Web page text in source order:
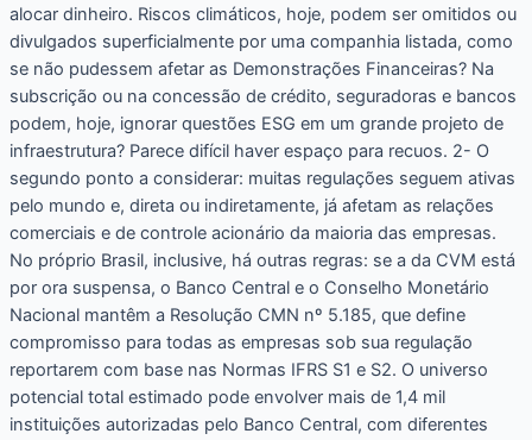
alocar dinheiro. Riscos climáticos, hoje, podem ser omitidos ou
divulgados superficialmente por uma companhia listada, como
se não pudessem afetar as Demonstrações Financeiras? Na
subscrição ou na concessão de crédito, seguradoras e bancos
podem, hoje, ignorar questões ESG em um grande projeto de
infraestrutura? Parece difícil haver espaço para recuos. 2- O
segundo ponto a considerar: muitas regulações seguem ativas
pelo mundo e, direta ou indiretamente, já afetam as relações
comerciais e de controle acionário da maioria das empresas.
No próprio Brasil, inclusive, há outras regras: se a da CVM está
por ora suspensa, o Banco Central e o Conselho Monetário
Nacional mantêm a Resolução CMN nº 5.185, que define
compromisso para todas as empresas sob sua regulação
reportarem com base nas Normas IFRS S1 e S2. O universo
potencial total estimado pode envolver mais de 1,4 mil
instituições autorizadas pelo Banco Central, com diferentes